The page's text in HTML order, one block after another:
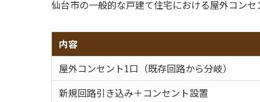
仙台市の一般的な戸建て住宅における屋外コンセ
内容
屋外コンセント1口（既存回路から分岐）
新規回路引き込み＋コンセント設置